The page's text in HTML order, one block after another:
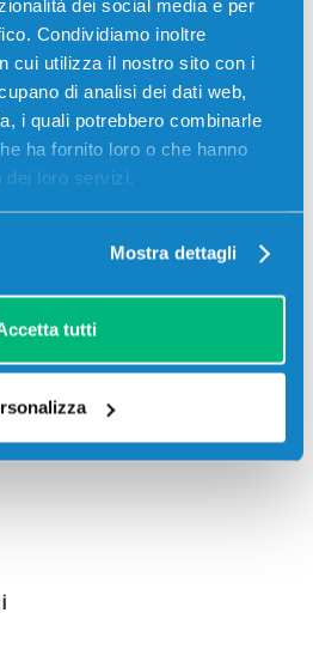
dei social media e per
Condividiamo inoltre
cui utilizza il nostro sito con i
di analisi dei dati web,
i quali potrebbero combinarle
ha fornito loro o che hanno
dei loro servizi.
Mostra dettagli
tutti
ENTERPRISE M528DN, Hp
M528F